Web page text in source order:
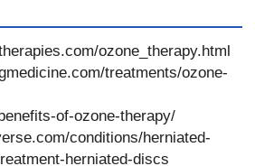
ozone_therapy.html
treatments/ozone-
of-ozone-therapy/
conditions/herniated-
herniated-discs